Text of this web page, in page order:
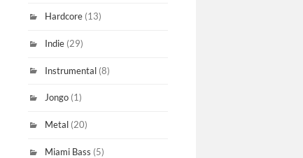
Hardcore (13)
Indie (29)
Instrumental (8)
Jongo (1)
Metal (20)
Miami Bass (5)